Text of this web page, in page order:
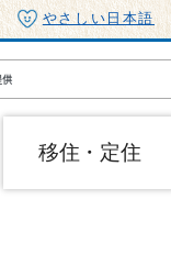
やさしい日本語
移住・定住